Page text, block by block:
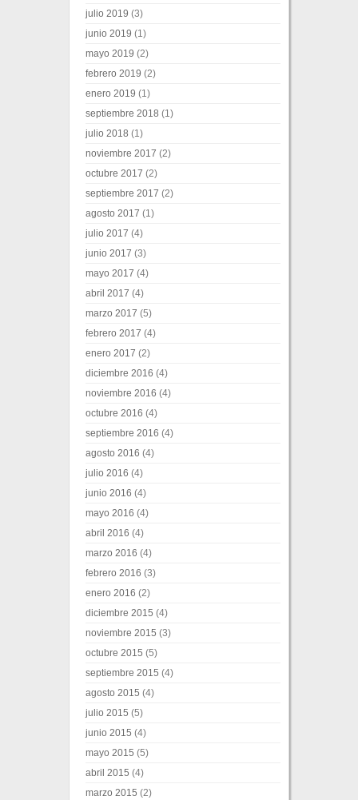
julio 2019 (3)
junio 2019 (1)
mayo 2019 (2)
febrero 2019 (2)
enero 2019 (1)
septiembre 2018 (1)
julio 2018 (1)
noviembre 2017 (2)
octubre 2017 (2)
septiembre 2017 (2)
agosto 2017 (1)
julio 2017 (4)
junio 2017 (3)
mayo 2017 (4)
abril 2017 (4)
marzo 2017 (5)
febrero 2017 (4)
enero 2017 (2)
diciembre 2016 (4)
noviembre 2016 (4)
octubre 2016 (4)
septiembre 2016 (4)
agosto 2016 (4)
julio 2016 (4)
junio 2016 (4)
mayo 2016 (4)
abril 2016 (4)
marzo 2016 (4)
febrero 2016 (3)
enero 2016 (2)
diciembre 2015 (4)
noviembre 2015 (3)
octubre 2015 (5)
septiembre 2015 (4)
agosto 2015 (4)
julio 2015 (5)
junio 2015 (4)
mayo 2015 (5)
abril 2015 (4)
marzo 2015 (2)